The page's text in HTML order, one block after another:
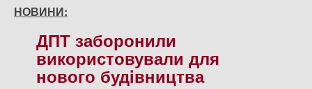
НОВИНИ:
ДПТ заборонили
використовували для
нового будiвництва